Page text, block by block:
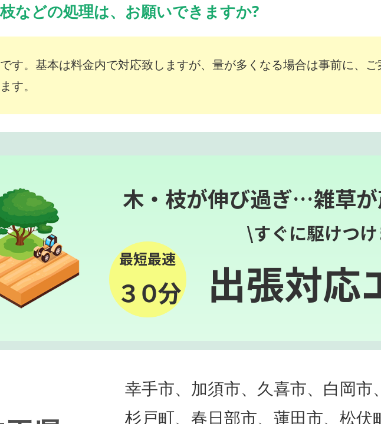
などの処理は、お願いできますか?
す。基本は料金内で対応致しますが、量が多くなる場合は事前に、
す。
木・枝が伸び過ぎ…雑草
最短最速
３０分
\すぐに駆けつ
出張対応
幸手市、加須市、久喜市、白岡市
杉戸町、春日部市、蓮田市、松伏